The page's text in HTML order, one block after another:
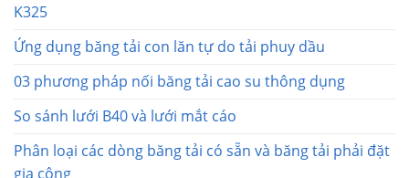
K325
Ứng dụng băng tải con lăn tự do tải phuy dầu
03 phương pháp nối băng tải cao su thông dụng
So sánh lưới B40 và lưới mắt cáo
Phân loại các dòng băng tải có sẵn và băng tải phải đặt
gia công